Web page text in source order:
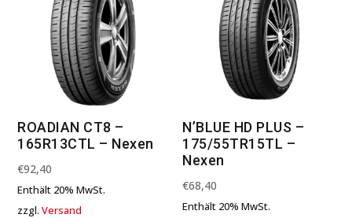
ROADIAN CT8 –
165R13CTL – Nexen
€92,40
Enthält 20% MwSt.
zzgl.Versand
N’BLUE HD PLUS –
175/55TR15TL –
Nexen
€68,40
Enthält 20% MwSt.